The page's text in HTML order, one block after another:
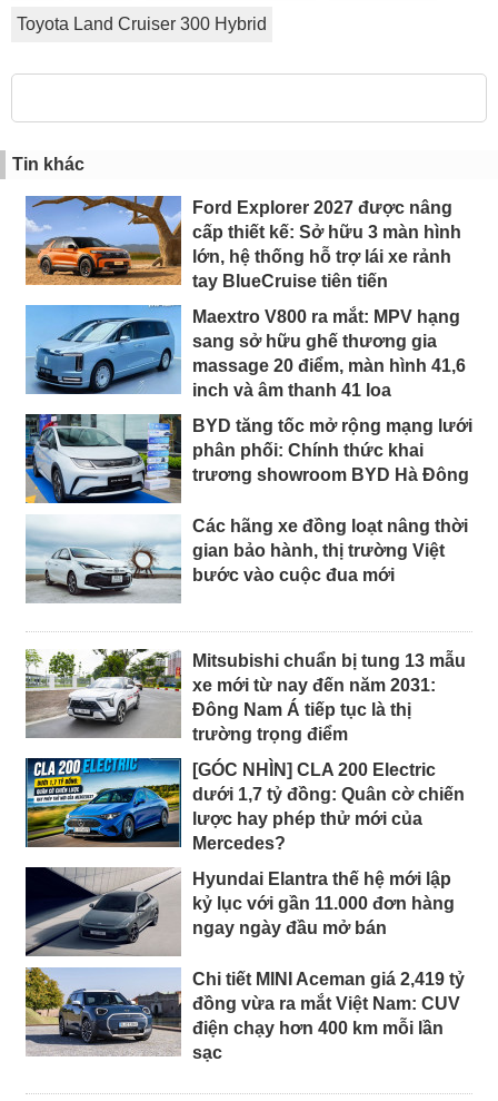
Toyota Land Cruiser 300 Hybrid
Tin khác
Ford Explorer 2027 được nâng
cấp thiết kế: Sở hữu 3 màn hình
lớn, hệ thống hỗ trợ lái xe rảnh
tay BlueCruise tiên tiến
Maextro V800 ra mắt: MPV hạng
sang sở hữu ghế thương gia
massage 20 điểm, màn hình 41,6
inch và âm thanh 41 loa
BYD tăng tốc mở rộng mạng lưới
phân phối: Chính thức khai
trương showroom BYD Hà Đông
Các hãng xe đồng loạt nâng thời
gian bảo hành, thị trường Việt
bước vào cuộc đua mới
Mitsubishi chuẩn bị tung 13 mẫu
xe mới từ nay đến năm 2031:
Đông Nam Á tiếp tục là thị
trường trọng điểm
[GÓC NHÌN] CLA 200 Electric
dưới 1,7 tỷ đồng: Quân cờ chiến
lược hay phép thử mới của
Mercedes?
Hyundai Elantra thế hệ mới lập
kỷ lục với gần 11.000 đơn hàng
ngay ngày đầu mở bán
Chi tiết MINI Aceman giá 2,419 tỷ
đồng vừa ra mắt Việt Nam: CUV
điện chạy hơn 400 km mỗi lần
sạc